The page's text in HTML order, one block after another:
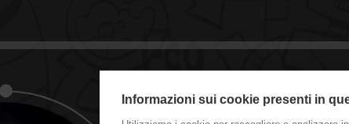
Informazioni sui cookie presenti in